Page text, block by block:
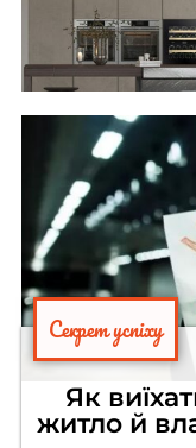
Секрет успіху
Як
житло й